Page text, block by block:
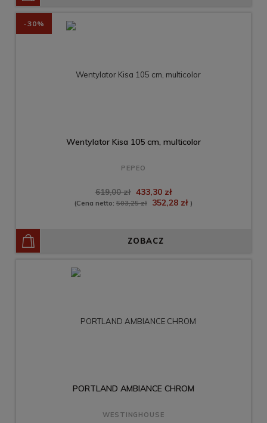
Wentylator Kisa 105 cm, multicolor
PEPEO
619,00 zł 433,30 zł
(Cena netto: 503,25 zł 352,28 zł )
ZOBACZ
-30%
PORTLAND AMBIANCE CHROM
WESTINGHOUSE